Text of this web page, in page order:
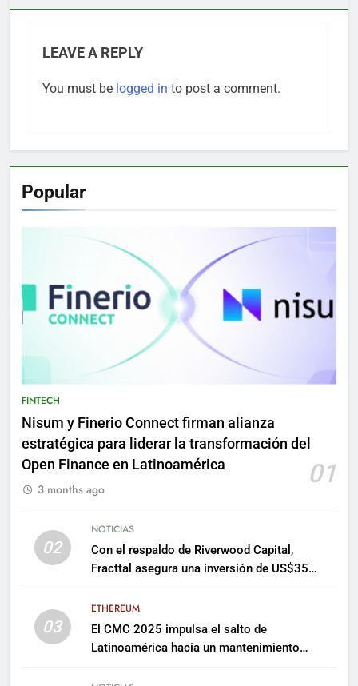
LEAVE A REPLY
You must be logged in to post a comment.
Popular
FINTECH
Nisum y Finerio Connect firman alianza
estratégica para liderar la transformación del
Open Finance en Latinoamérica
01
3 months ago
02
NOTICIAS
Con el respaldo de Riverwood Capital,
Fracttal asegura una inversión de US$35
03
ETHEREUM
El CMC 2025 impulsa el salto de
Latinoamérica hacia un mantenimiento